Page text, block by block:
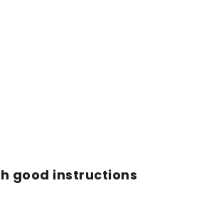
good instructions